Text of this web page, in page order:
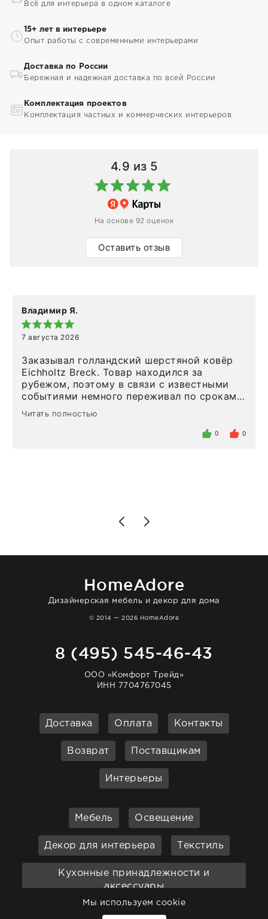
Всё для интерьера в одном каталоге
15+ лет в интерьере
Опыт работы с современными интерьерами
Доставка по России
Бережная и надежная доставка по всей России
Комплектация проектов
Комплектация частных и коммерческих интерьеров
4.9 из 5
На основе 92 оценок
Оставить отзыв
Владимир Я.
7 августа 2026
Заказывал голландский шерстяной ковёр
Eichholtz Breck. Товар находился за
рубежом, поэтому в связи с известными
событиями немного переживал по срокам.
Но homeadore привезли ровно в
определенное в договоре время, без
то качество выше всяких похвал. Выглядит
Читать полностью
0 0
HomeAdore
Дизайнерская мебель и декор для дома
© 2014 — 2026 HomeAdore
8 (495) 545-46-43
ООО «Комфорт Трейд»
ИНН 7704767045
Доставка Оплата Контакты
Возврат Поставщикам
Интерьеры
Мебель Освещение
Декор для интерьера Текстиль
Кухонные принадлежности и
аксессуары
Ванная Садовая мебель
Мы используем cookie